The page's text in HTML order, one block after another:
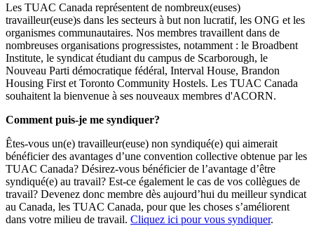
Les TUAC Canada représentent de nombreux(euses)
travailleur(euse)s dans les secteurs à but non lucratif, les ONG et les
organismes communautaires. Nos membres travaillent dans de
nombreuses organisations progressistes, notamment : le Broadbent
Institute, le syndicat étudiant du campus de Scarborough, le
Nouveau Parti démocratique fédéral, Interval House, Brandon
Housing First et Toronto Community Hostels. Les TUAC Canada
souhaitent la bienvenue à ses nouveaux membres d'ACORN.
Comment puis-je me syndiquer?
Êtes-vous un(e) travailleur(euse) non syndiqué(e) qui aimerait
bénéficier des avantages d’une convention collective obtenue par les
TUAC Canada? Désirez-vous bénéficier de l’avantage d’être
syndiqué(e) au travail? Est-ce également le cas de vos collègues de
travail? Devenez donc membre dès aujourd’hui du meilleur syndicat
au Canada, les TUAC Canada, pour que les choses s’améliorent
dans votre milieu de travail. Cliquez ici pour vous syndiquer.